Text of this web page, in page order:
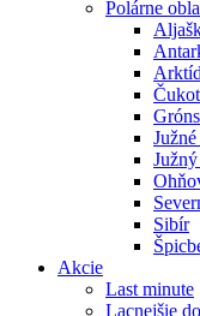
Polárne
Sibír
Akcie
Last minute
Lacnejšie